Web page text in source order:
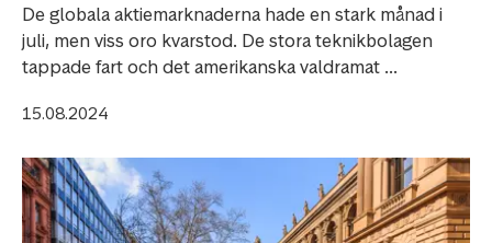
De globala aktiemarknaderna hade en stark månad i
juli, men viss oro kvarstod. De stora teknikbolagen
tappade fart och det amerikanska valdramat ...
15.08.2024